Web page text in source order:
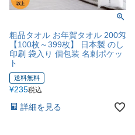
粗品タオル お年賀タオル 200匁
【100枚～399枚】 日本製 のし
印刷 袋入り 個包装 名刺ポケッ
ト
送料無料
¥235税込
詳細を見る